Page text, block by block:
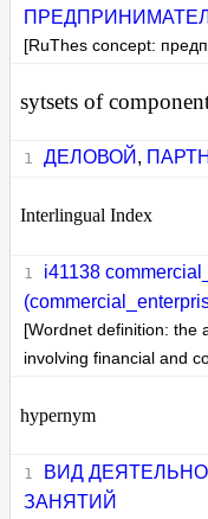
[RuThes concept:
sytsets of
ДЕЛОВОЙ ,
Interlingual Index
i41138
[Wordnet definition: the
involving financial and
hypernym
ВИД
ЗАНЯТИЙ